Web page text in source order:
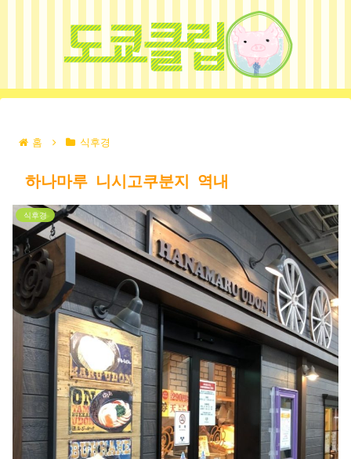
홈 식후경
하나마루 니시고쿠분지 역내
식후경